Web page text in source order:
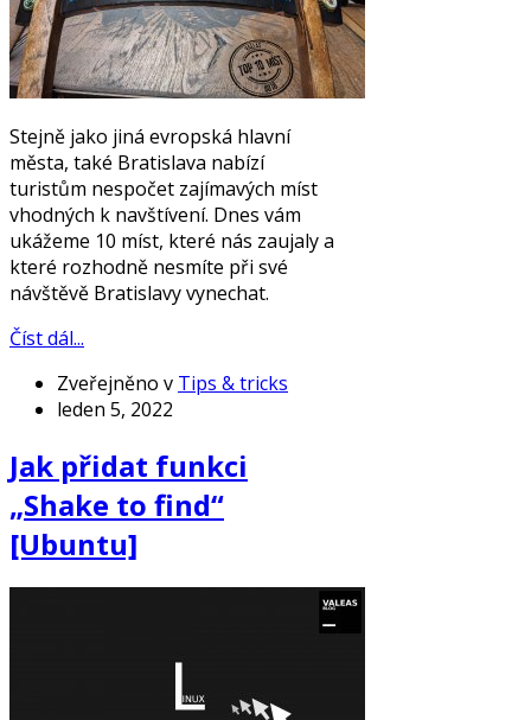
Stejně jako jiná evropská hlavní
města, také Bratislava nabízí
turistům nespočet zajímavých míst
vhodných k navštívení. Dnes vám
ukážeme 10 míst, které nás zaujaly a
které rozhodně nesmíte při své
návštěvě Bratislavy vynechat.
Číst dál...
Zveřejněno v Tips & tricks
leden 5, 2022
Jak přidat funkci
„Shake to find“
[Ubuntu]